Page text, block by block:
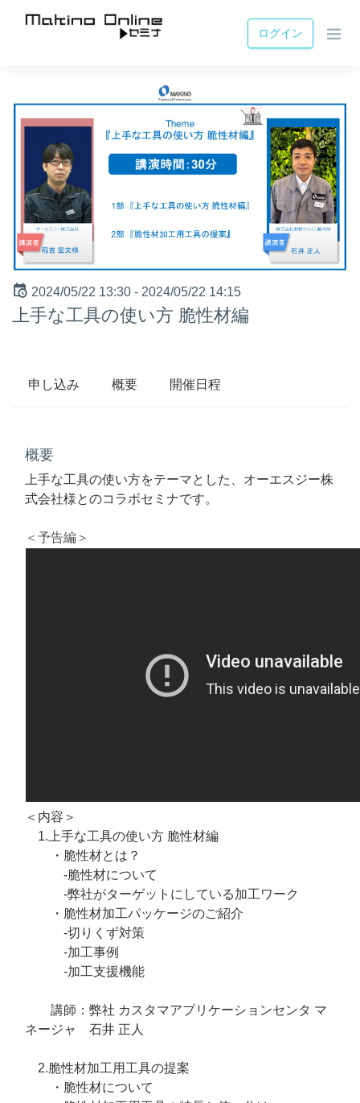
ログイン
2024/05/22 13:30 - 2024/05/22 14:15
上手な工具の使い方 脆性材編
申し込み 概要 開催日程
概要
上手な工具の使い方をテーマとした、オーエスジー株
式会社様とのコラボセミナです。
＜予告編＞
＜内容＞
1.上手な工具の使い方 脆性材編
・脆性材とは？
-脆性材について
-弊社がターゲットにしている加工ワーク
・脆性材加工パッケージのご紹介
-切りくず対策
-加工事例
-加工支援機能
講師：​​弊社 カスタマアプリケーションセンタ マ
ネージャ 石井 正人
2.脆性材加工用工具の提案
・脆性材について